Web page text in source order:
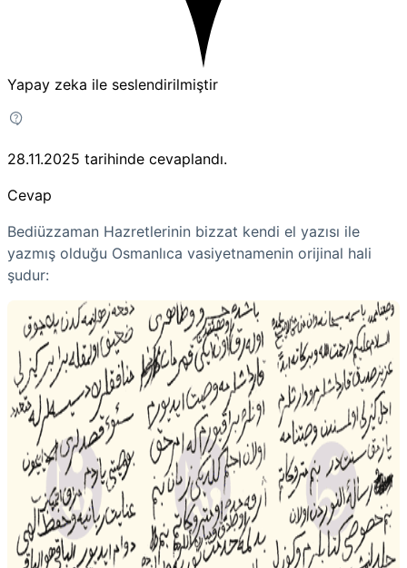
Yapay zeka ile seslendirilmiştir
28.11.2025 tarihinde cevaplandı.
Cevap
Bediüzzaman Hazretlerinin bizzat kendi el yazısı ile
yazmış olduğu Osmanlıca vasiyetnamenin orijinal hali
şudur: